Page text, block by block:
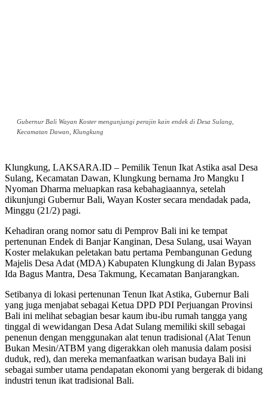
Gubernur Bali Wayan Koster mengunjungi perajin kain endek di Desa Sulang,
Kecamatan Dawan, Klungkung
Klungkung, LAKSARA.ID – Pemilik Tenun Ikat Astika asal Desa
Sulang, Kecamatan Dawan, Klungkung bernama Jro Mangku I
Nyoman Dharma meluapkan rasa kebahagiaannya, setelah
dikunjungi Gubernur Bali, Wayan Koster secara mendadak pada,
Minggu (21/2) pagi.
Kehadiran orang nomor satu di Pemprov Bali ini ke tempat
pertenunan Endek di Banjar Kanginan, Desa Sulang, usai Wayan
Koster melakukan peletakan batu pertama Pembangunan Gedung
Majelis Desa Adat (MDA) Kabupaten Klungkung di Jalan Bypass
Ida Bagus Mantra, Desa Takmung, Kecamatan Banjarangkan.
Setibanya di lokasi pertenunan Tenun Ikat Astika, Gubernur Bali
yang juga menjabat sebagai Ketua DPD PDI Perjuangan Provinsi
Bali ini melihat sebagian besar kaum ibu-ibu rumah tangga yang
tinggal di wewidangan Desa Adat Sulang memiliki skill sebagai
penenun dengan menggunakan alat tenun tradisional (Alat Tenun
Bukan Mesin/ATBM yang digerakkan oleh manusia dalam posisi
duduk, red), dan mereka memanfaatkan warisan budaya Bali ini
sebagai sumber utama pendapatan ekonomi yang bergerak di bidang
industri tenun ikat tradisional Bali.